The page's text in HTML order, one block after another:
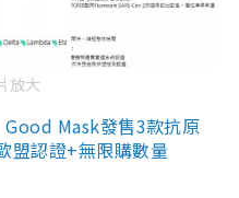
放大
Mask發售3款抗原
盟認證+無限購數量